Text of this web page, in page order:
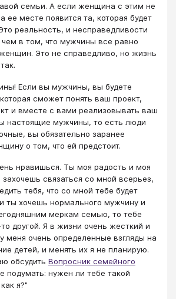
семьи. А если женщина с этим не
ее месте появится та, которая будет
реальность, и несправедливости
в том, что мужчины все равно
Это не справедливо, но жизнь
Если вы мужчины, вы будете
сможет понять ваш проект,
и вместе с вами реализовывать ваш
настоящие мужчины, то есть люди
вы обязательно заранее
о том, что ей предстоит.
нравишься. Ты моя радость и моя
связаться со мной всерьез,
тебя, что со мной тебе будет
ты хочешь нормального мужчину и
меркам семью, то тебе
другой. Я в жизни очень жесткий и
меня очень определенные взгляды на
детей, и менять их я не планирую.
обсудить Вопросник семейного
подумать: нужен ли тебе такой
я?"